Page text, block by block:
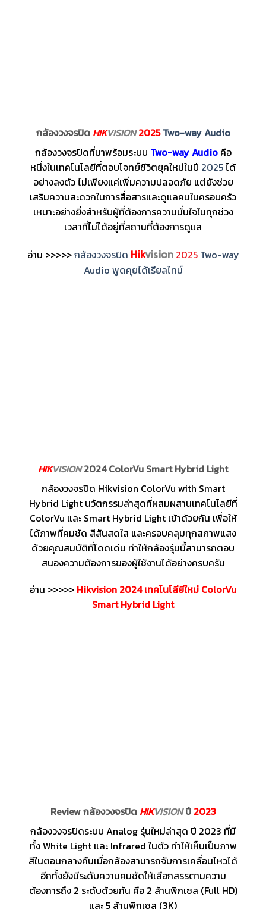
กล้องวงจรปิด HIKVISION 2025 Two-way Audio
กล้องวงจรปิดที่มาพร้อมระบบ Two-way Audioคือ
หนึ่งในเทคโนโลยีที่ตอบโจทย์ชีวิตยุคใหม่ในปี 2025ได้
อย่างลงตัว ไม่เพียงแค่เพิ่มความปลอดภัย แต่ยังช่วย
เสริมความสะดวกในการสื่อสารและดูแลคนในครอบครัว
เหมาะอย่างยิ่งสำหรับผู้ที่ต้องการความมั่นใจในทุกช่วง
เวลาที่ไม่ได้อยู่ที่สถานที่ต้องการดูแล
อ่าน >>>>>กล้องวงจรปิด Hikvision 2025Two-way
Audio พูดคุยได้เรียลไทม์
HIKVISION2024 ColorVu Smart Hybrid Light
กล้องวงจรปิด Hikvision ColorVu with Smart
Hybrid Light นวัตกรรมล่าสุดที่ผสมผสานเทคโนโลยีที่
ColorVu และ Smart Hybrid Light เข้าด้วยกัน เพื่อให้
ได้ภาพที่คมชัด สีสันสดใส และครอบคลุมทุกสภาพแสง
ด้วยคุณสมบัติที่โดดเด่น ทำให้กล้องรุ่นนี้สามารถตอบ
สนองความต้องการของผู้ใช้งานได้อย่างครบครัน
อ่าน >>>>> Hikvision 2024 เทคโนโลียีใหม่ ColorVu
Smart Hybrid Light
Review กล้องวงจรปิด HIKVISIONปี 2023
กล้องวงจรปิดระบบ Analog รุ่นใหม่ล่าสุด ปี 2023 ที่มี
ทั้ง White Light และ Infrared ในตัว ทำให้เห็นเป็นภาพ
สีในตอนกลางคืนเมื่อกล้องสามารถจับการเคลื่อนไหวได้
อีกทั้งยังมีระดับความคมชัดให้เลือกสรรตามความ
ต้องการถึง 2 ระดับด้วยกัน คือ 2 ล้านพิกเซล (Full HD)
และ 5 ล้านพิกเซล (3K)